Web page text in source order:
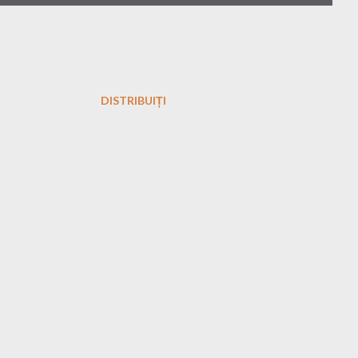
DISTRIBUIȚI